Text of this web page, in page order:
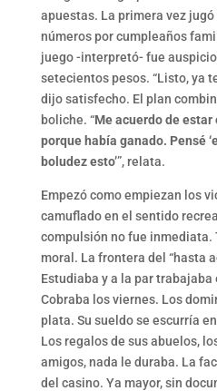
apuestas. La primera vez
números por cumpleaños
juego -interpretó- fue
setecientos pesos. “Listo, ya
dijo satisfecho. El plan
boliche. “Me acuerdo de
porque había ganado. Pensé
boludez esto’”, relata.
Empezó como empiezan los
camuflado en el sentido
compulsión no fue inmediata.
moral. La frontera del “hasta
Estudiaba y a la par
Cobraba los viernes. Los
plata. Su sueldo se escurría
Los regalos de sus abuelos,
amigos, nada le duraba. La
del casino. Ya mayor, sin